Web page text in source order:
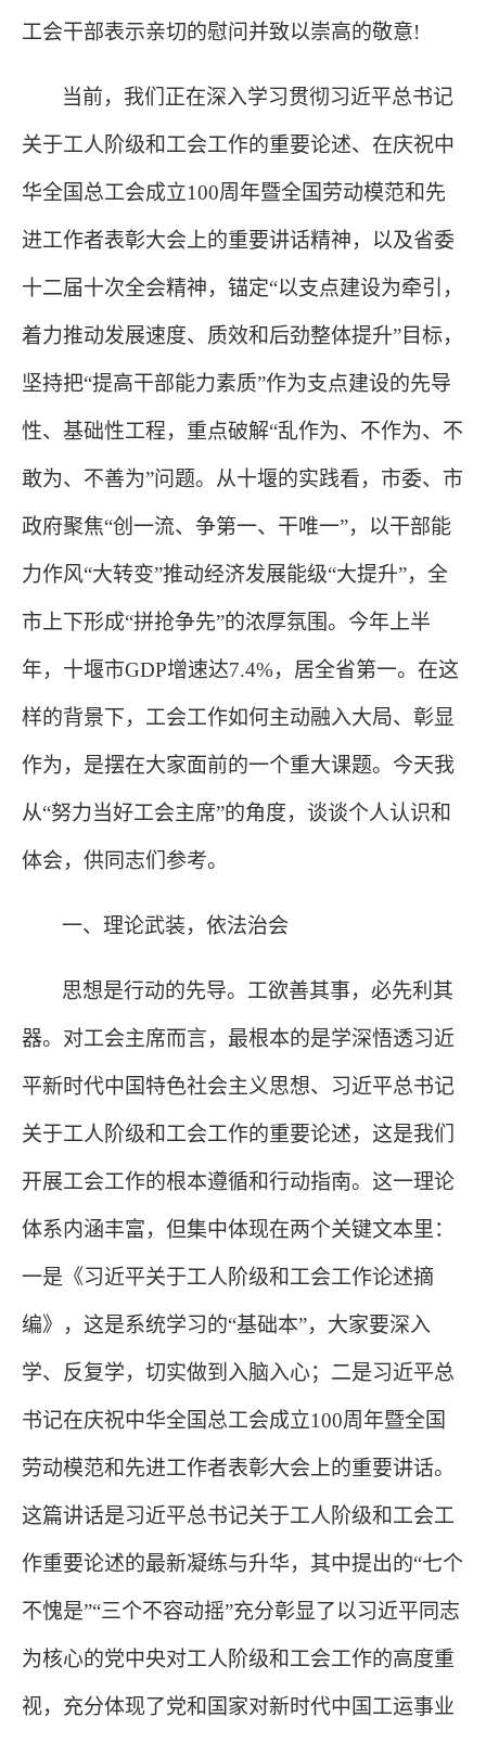
工会干部表示亲切的慰问并致以崇高的敬意!
当前，我们正在深入学习贯彻习近平总书记
关于工人阶级和工会工作的重要论述、在庆祝中
华全国总工会成立100周年暨全国劳动模范和先
进工作者表彰大会上的重要讲话精神，以及省委
十二届十次全会精神，锚定“以支点建设为牵引，
着力推动发展速度、质效和后劲整体提升”目标，
坚持把“提高干部能力素质”作为支点建设的先导
性、基础性工程，重点破解“乱作为、不作为、不
敢为、不善为”问题。从十堰的实践看，市委、市
政府聚焦“创一流、争第一、干唯一”，以干部能
力作风“大转变”推动经济发展能级“大提升”，全
市上下形成“拼抢争先”的浓厚氛围。今年上半
年，十堰市GDP增速达7.4%，居全省第一。在这
样的背景下，工会工作如何主动融入大局、彰显
作为，是摆在大家面前的一个重大课题。今天我
从“努力当好工会主席”的角度，谈谈个人认识和
体会，供同志们参考。
一、理论武装，依法治会
思想是行动的先导。工欲善其事，必先利其
器。对工会主席而言，最根本的是学深悟透习近
平新时代中国特色社会主义思想、习近平总书记
关于工人阶级和工会工作的重要论述，这是我们
开展工会工作的根本遵循和行动指南。这一理论
体系内涵丰富，但集中体现在两个关键文本里：
一是《习近平关于工人阶级和工会工作论述摘
编》，这是系统学习的“基础本”，大家要深入
学、反复学，切实做到入脑入心；二是习近平总
书记在庆祝中华全国总工会成立100周年暨全国
劳动模范和先进工作者表彰大会上的重要讲话。
这篇讲话是习近平总书记关于工人阶级和工会工
作重要论述的最新凝练与升华，其中提出的“七个
不愧是”“三个不容动摇”充分彰显了以习近平同志
为核心的党中央对工人阶级和工会工作的高度重
视，充分体现了党和国家对新时代中国工运事业